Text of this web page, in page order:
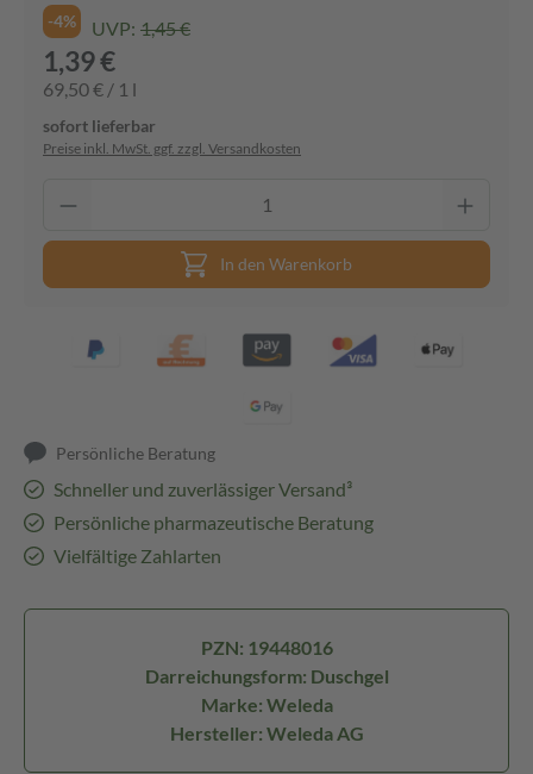
-4% UVP: 1,45 €
1,39 €
69,50 € / 1 l
sofort lieferbar
Preise inkl. MwSt. ggf. zzgl. Versandkosten
In den Warenkorb
Persönliche Beratung
Schneller und zuverlässiger Versand³
Persönliche pharmazeutische Beratung
Vielfältige Zahlarten
PZN: 19448016
Darreichungsform: Duschgel
Marke: Weleda
Hersteller: Weleda AG